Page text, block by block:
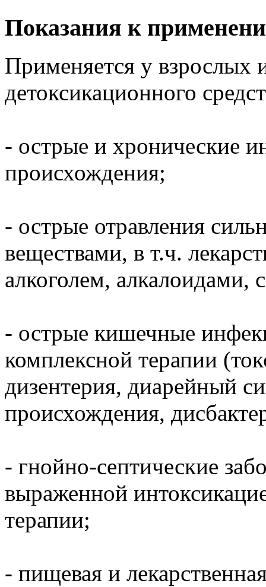
Показания к
Применяется у взрослых
детоксикационного
- острые и хронические
происхождения;
- острые отравления
веществами, в т.ч.
алкоголем, алкалоидами,
- острые кишечные
комплексной терапии
дизентерия, диарейный
происхождения,
- гнойно-септические
выраженной
терапии;
- пищевая и